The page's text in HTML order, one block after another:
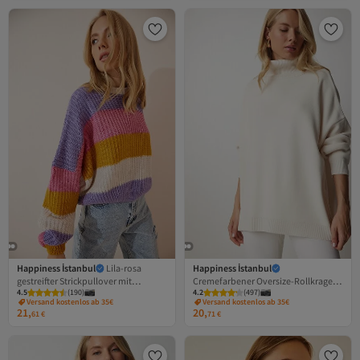
Happiness İstanbul
Lila-rosa
gestreifter Strickpullover mit
Ballonärmeln für Damen BV00002
4.5 (190)
Versand kostenlos ab 35€
21,61€
Happiness İstanbul
Cremefarbener Oversize-Rollkragen-
Strickpullover für Damen BV00084
4.2 (497)
Versand kostenlos ab 35€
20,71€